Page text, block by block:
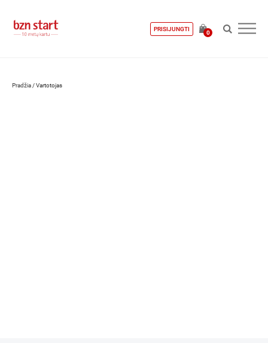
PRISIJUNGTI
0
Pradžia /Vartotojas